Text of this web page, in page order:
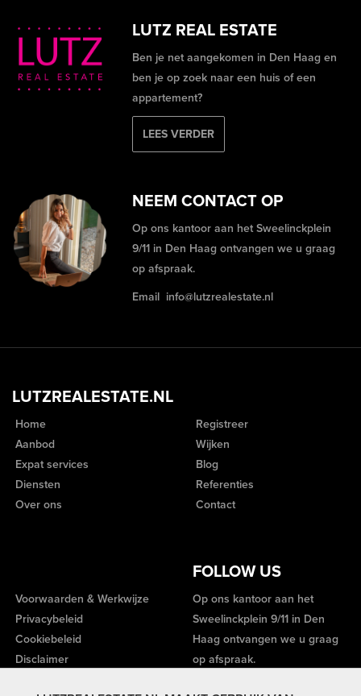
LUTZ REAL ESTATE
Ben je net aangekomen in Den Haag en
ben je op zoek naar een huis of een
appartement?
LEES VERDER
NEEM CONTACT OP
Op ons kantoor aan het Sweelinckplein
9/11 in Den Haag ontvangen we u graag
op afspraak.
Email info@lutzrealestate.nl
LUTZREALESTATE.NL
Home
Aanbod
Expat services
Diensten
Over ons
Registreer
Wijken
Blog
Referenties
Contact
FOLLOW US
Voorwaarden & Werkwijze
Privacybeleid
Cookiebeleid
Disclaimer
Op ons kantoor aan het
Sweelinckplein 9/11 in Den
Haag ontvangen we u graag
op afspraak.